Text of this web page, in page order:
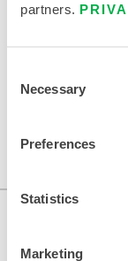
partners.
Selection
Necessary
Preferences
Statistics
Marketing
销售区域包括：